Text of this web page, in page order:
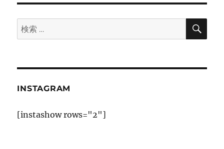
ト
マ
と
ベ
の
ペ
ジ
送
検
索:
検
INSTAGRAM
[instashow rows="2"]